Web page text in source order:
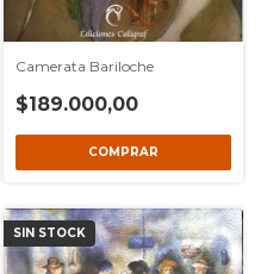
Camerata Bariloche
$189.000,00
SIN STOCK